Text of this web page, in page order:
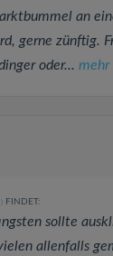
an
gerne zünftig.
oder... mehr
)FINDET:
sollte
allenfalls